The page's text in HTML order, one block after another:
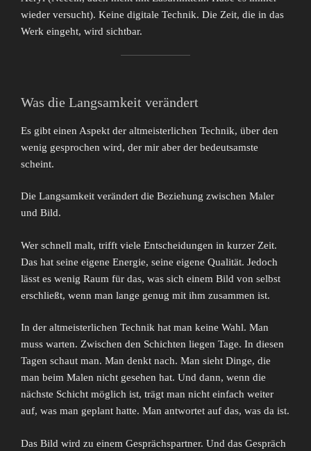
wieder versucht). Keine digitale Technik. Die Zeit, die in das
Werk eingeht, wird sichtbar.
Was die Langsamkeit verändert
Es gibt einen Aspekt der altmeisterlichen Technik, über den
wenig gesprochen wird, der mir aber der bedeutsamste
scheint.
Die Langsamkeit verändert die Beziehung zwischen Maler
und Bild.
Wer schnell malt, trifft viele Entscheidungen in kurzer Zeit.
Das hat seine eigene Energie, seine eigene Qualität. Jedoch
lässt es wenig Raum für das, was sich einem Bild von selbst
erschließt, wenn man lange genug mit ihm zusammen ist.
In der altmeisterlichen Technik hat man keine Wahl. Man
muss warten. Zwischen den Schichten liegen Tage. In diesen
Tagen schaut man. Man denkt nach. Man sieht Dinge, die
man beim Malen nicht gesehen hat. Und dann, wenn die
nächste Schicht möglich ist, trägt man nicht einfach weiter
auf, was man geplant hatte. Man antwortet auf das, was da ist.
Das Bild wird zu einem Gesprächspartner. Und das Gespräch